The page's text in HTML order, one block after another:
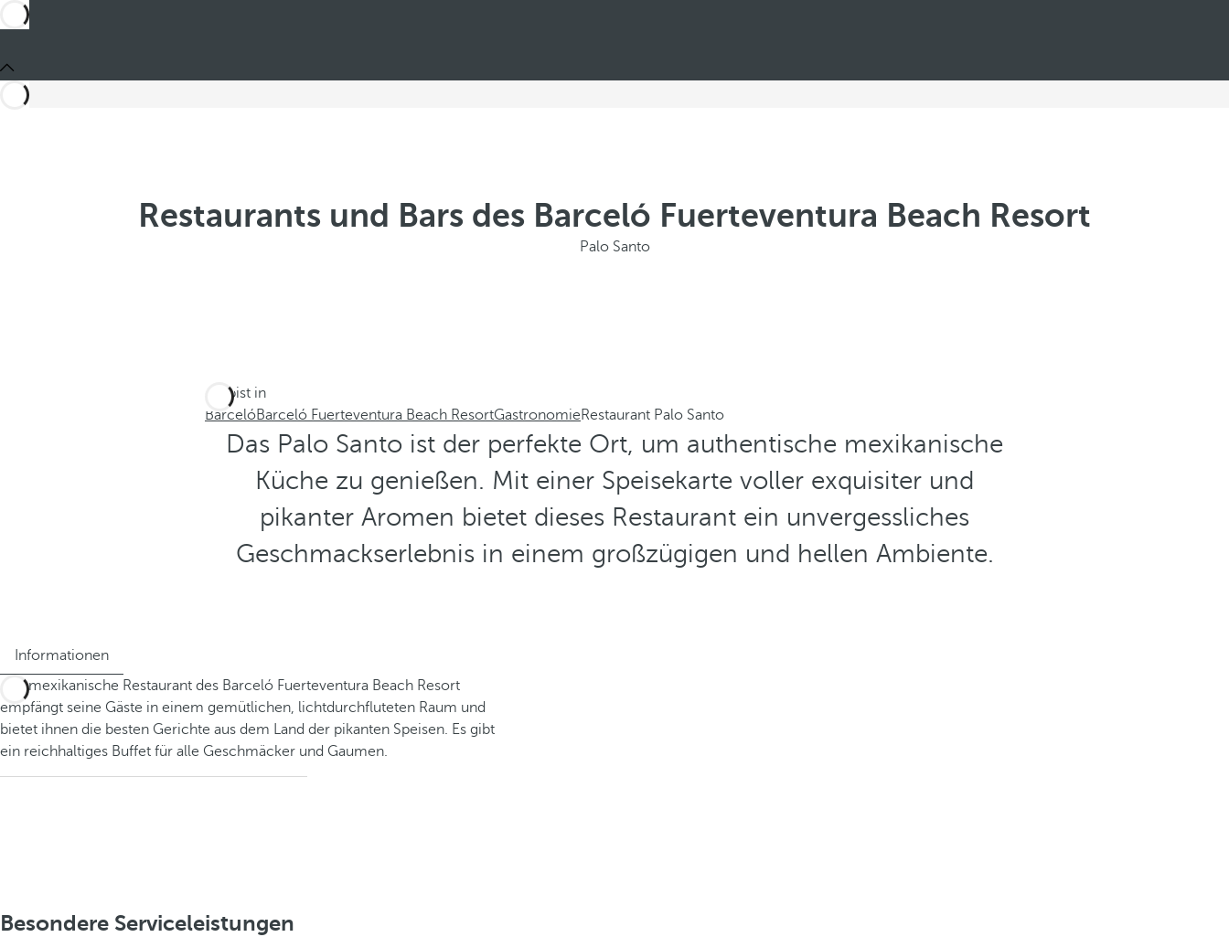
Restaurants und Bars des Barceló Fuerteventura Beach Resort
Palo Santo
Du bist in
BarcelóBarceló Fuerteventura Beach ResortGastronomieRestaurant Palo Santo
Das Palo Santo ist der perfekte Ort, um authentische mexikanische
Küche zu genießen. Mit einer Speisekarte voller exquisiter und
pikanter Aromen bietet dieses Restaurant ein unvergessliches
Geschmackserlebnis in einem großzügigen und hellen Ambiente.
Informationen
Das mexikanische Restaurant des Barceló Fuerteventura Beach Resort
empfängt seine Gäste in einem gemütlichen, lichtdurchfluteten Raum und
bietet ihnen die besten Gerichte aus dem Land der pikanten Speisen. Es gibt
ein reichhaltiges Buffet für alle Geschmäcker und Gaumen.
Besondere Serviceleistungen